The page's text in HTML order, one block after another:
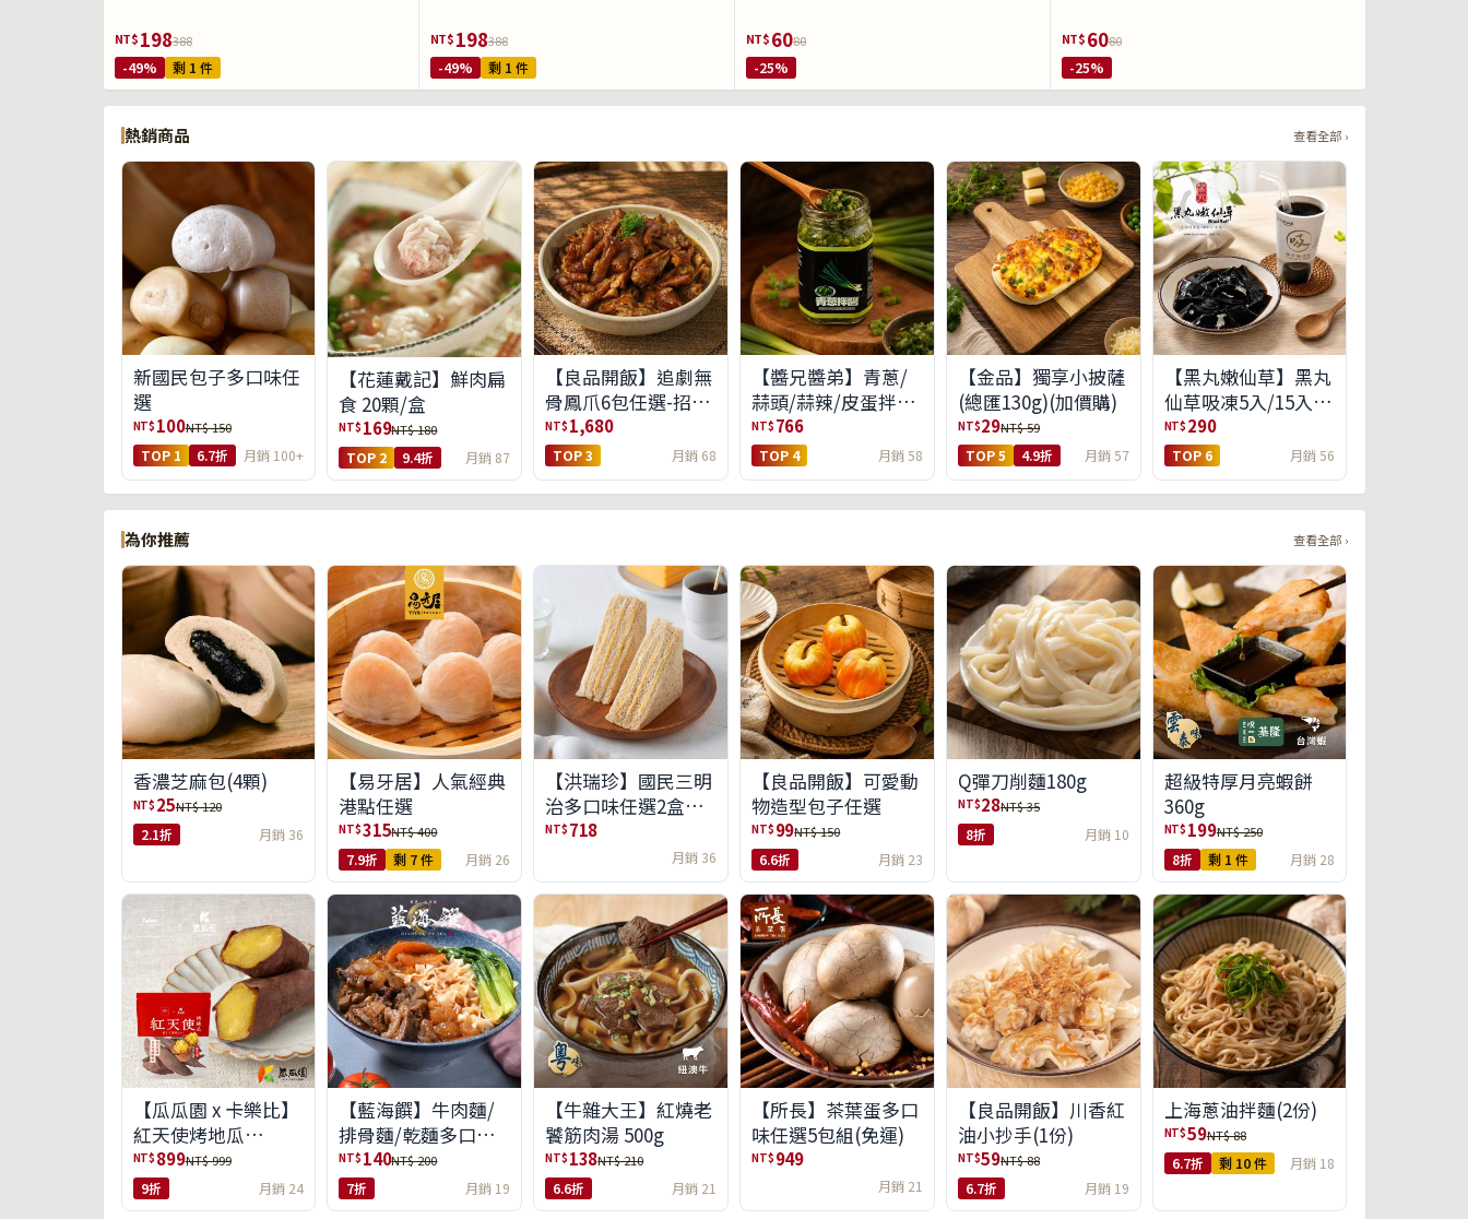
NT$198388
-49% 剩 1 件
NT$198388
-49% 剩 1 件
NT$6080
-25%
NT$6080
-25%
熱銷商品 查看全部 ›
新國民包子多口味任
選
NT$ 100NT$ 150
TOP 1 6.7折 月銷 100+
【花蓮戴記】鮮肉扁
食 20顆/盒
NT$ 169NT$ 180
TOP 2 9.4折 月銷 87
【良品開飯】追劇無
骨鳳爪6包任選-招牌
原味/濃濃蒜香/過癮
麻辣(免運組)
NT$ 1,680
TOP 3 月銷 68
【醬兄醬弟】青蔥/
蒜頭/蒜辣/皮蛋拌醬
4件任選(免運組)
NT$ 766
TOP 4 月銷 58
【金品】獨享小披薩
(總匯130g)(加價購)
NT$29NT$ 59
TOP 5 4.9折 月銷 57
【黑丸嫩仙草】黑丸
仙草吸凍5入/15入
(免運)(預購中8/14出
貨)
NT$ 290
TOP 6 月銷 56
為你推薦 查看全部 ›
香濃芝麻包(4顆)
NT$ 25NT$ 120
2.1折 月銷 36
【易牙居】人氣經典
港點任選
NT$315NT$ 400
7.9折 剩 7 件 月銷 26
【洪瑞珍】國民三明
治多口味任選2盒組
(6入/盒)(免運)
NT$ 718
月銷 36
【良品開飯】可愛動
物造型包子任選
NT$ 99NT$ 150
6.6折 月銷 23
Q彈刀削麵180g
NT$28NT$ 35
8折 月銷 10
超級特厚月亮蝦餅
360g
NT$ 199NT$ 250
8折 剩 1 件 月銷 28
【瓜瓜園 x 卡樂比】
紅天使烤地瓜
350g*10包(免運組)
NT$ 899NT$ 999
9折 月銷 24
【藍海饌】牛肉麵/
排骨麵/乾麵多口味
任選
NT$ 140NT$ 200
7折 月銷 19
【牛雜大王】紅燒老
饕筋肉湯 500g
NT$ 138NT$ 210
6.6折 月銷 21
【所長】茶葉蛋多口
味任選5包組(免運)
NT$ 949
月銷 21
【良品開飯】川香紅
油小抄手(1份)
NT$59NT$ 88
6.7折 月銷 19
上海蔥油拌麵(2份)
NT$59NT$ 88
6.7折 剩 10 件 月銷 18